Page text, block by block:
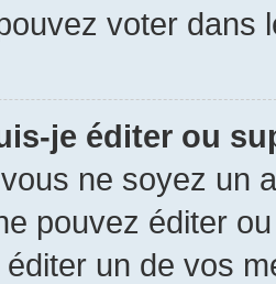
voter dans
je éditer ou
ne soyez un
pouvez éditer
un de vos